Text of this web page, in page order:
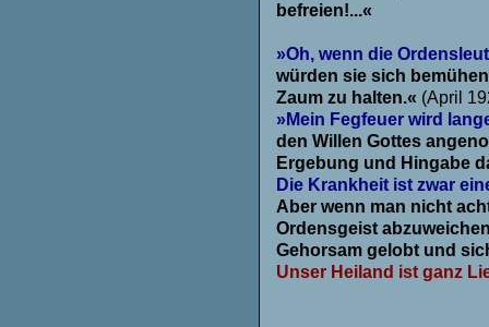
befreien!...«
»Oh, wenn die
würden sie sich
Zaum zu halten.« (April
»Mein Fegfeuer wird
den Willen Gottes
Ergebung und Hingabe
Die Krankheit ist zwar
Aber wenn man nicht
Ordensgeist
Gehorsam gelobt und
Unser Heiland ist ganz